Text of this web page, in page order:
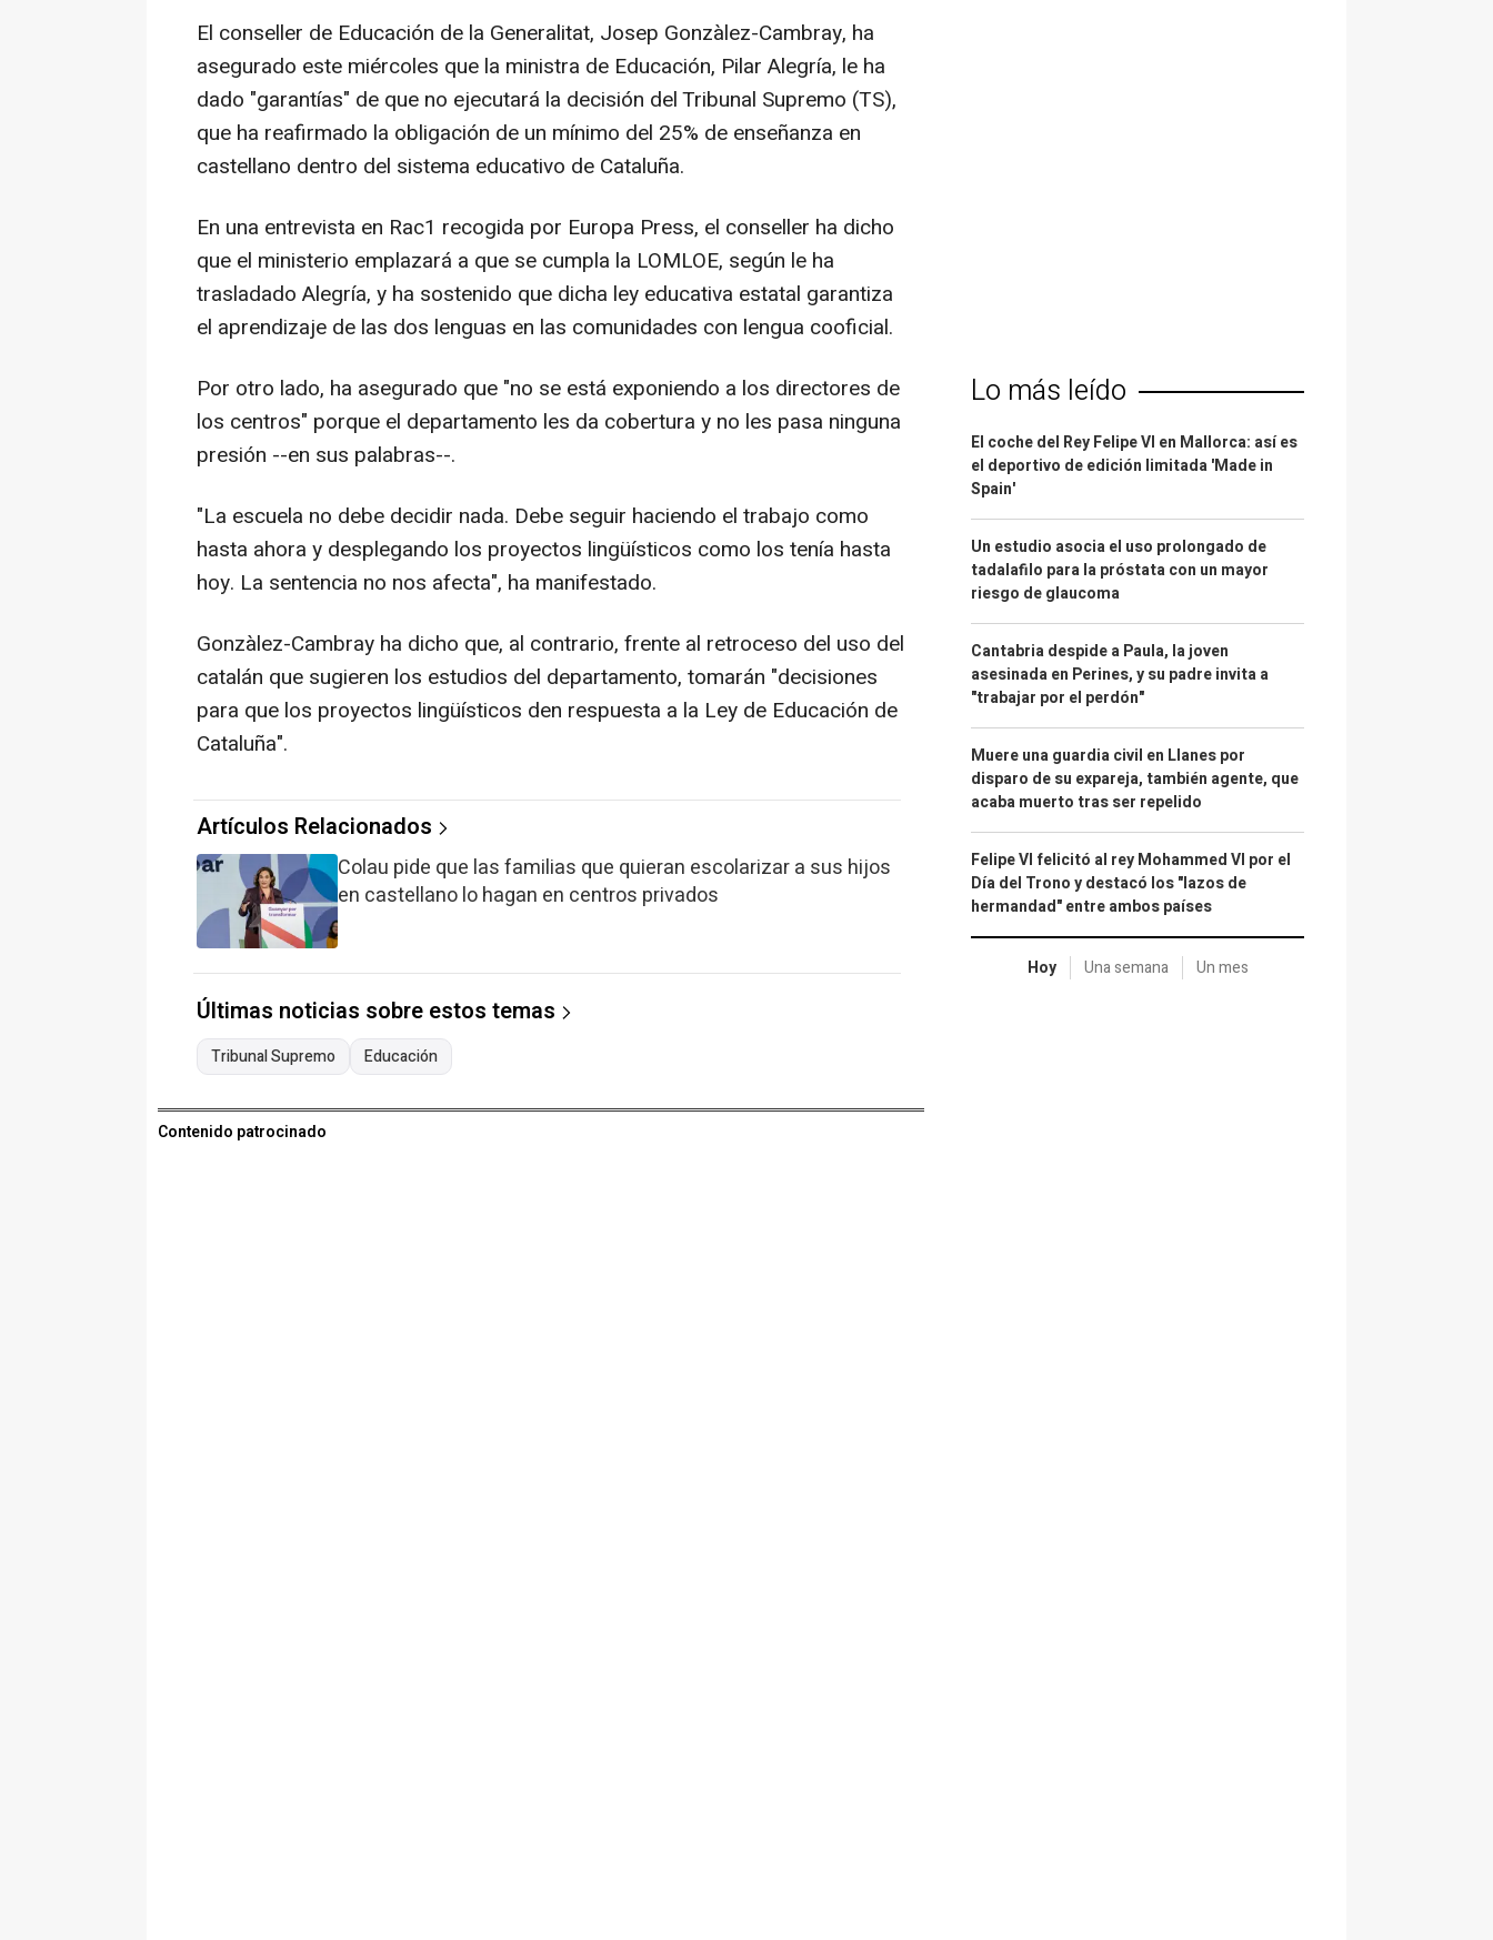
El conseller de Educación de la Generalitat, Josep Gonzàlez-Cambray, ha
asegurado este miércoles que la ministra de Educación, Pilar Alegría, le ha
dado "garantías" de que no ejecutará la decisión del Tribunal Supremo (TS),
que ha reafirmado la obligación de un mínimo del 25% de enseñanza en
castellano dentro del sistema educativo de Cataluña.
En una entrevista en Rac1 recogida por Europa Press, el conseller ha dicho
que el ministerio emplazará a que se cumpla la LOMLOE, según le ha
trasladado Alegría, y ha sostenido que dicha ley educativa estatal garantiza
el aprendizaje de las dos lenguas en las comunidades con lengua cooficial.
Por otro lado, ha asegurado que "no se está exponiendo a los directores de
los centros" porque el departamento les da cobertura y no les pasa ninguna
presión --en sus palabras--.
"La escuela no debe decidir nada. Debe seguir haciendo el trabajo como
hasta ahora y desplegando los proyectos lingüísticos como los tenía hasta
hoy. La sentencia no nos afecta", ha manifestado.
Gonzàlez-Cambray ha dicho que, al contrario, frente al retroceso del uso del
catalán que sugieren los estudios del departamento, tomarán "decisiones
para que los proyectos lingüísticos den respuesta a la Ley de Educación de
Cataluña".
Artículos Relacionados
Colau pide que las familias que quieran escolarizar a sus hijos
en castellano lo hagan en centros privados
Últimas noticias sobre estos temas
Tribunal Supremo Educación
Contenido patrocinado
Lo más leído
El coche del Rey Felipe VI en Mallorca: así es
el deportivo de edición limitada 'Made in
Spain'
Un estudio asocia el uso prolongado de
tadalafilo para la próstata con un mayor
riesgo de glaucoma
Cantabria despide a Paula, la joven
asesinada en Perines, y su padre invita a
"trabajar por el perdón"
Muere una guardia civil en Llanes por
disparo de su expareja, también agente, que
acaba muerto tras ser repelido
Felipe VI felicitó al rey Mohammed VI por el
Día del Trono y destacó los "lazos de
hermandad" entre ambos países
Hoy Una semana Un mes